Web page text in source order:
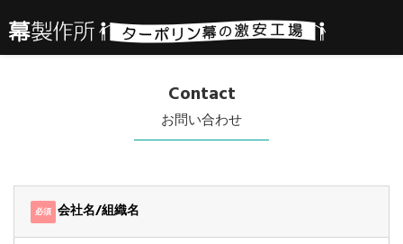
Contact
お問い合わせ
必須 会社名/組織名